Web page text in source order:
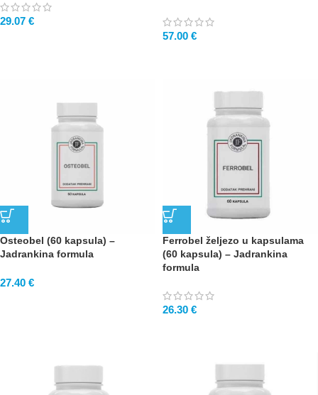
29.07 €
57.00 €
Osteobel (60 kapsula) –
Jadrankina formula
27.40 €
Ferrobel željezo u kapsulama
(60 kapsula) – Jadrankina
formula
26.30 €